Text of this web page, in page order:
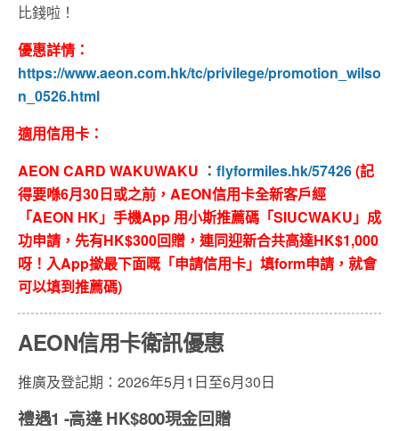
比錢啦！
優惠詳情：
https://www.aeon.com.hk/tc/privilege/promotion_wilso
n_0526.html
適用信用卡：
AEON CARD WAKUWAKU ： flyformiles.hk/57426(記
得要喺6月30日或之前， AEON信用卡全新客戶經
「AEON HK 」手機App 用小斯推薦碼「SIUCWAKU 」成
功申請，先有HK$300回贈 ，連同迎新合共高達HK$1,000
呀！入App撳最下面嘅「申請信用卡」填form申請，就會
可以填到推薦碼)
AEON信用卡衛訊優惠
推廣及登記期：2026年5月1日至6月30日
禮遇1 -高達 HK$800現金回贈